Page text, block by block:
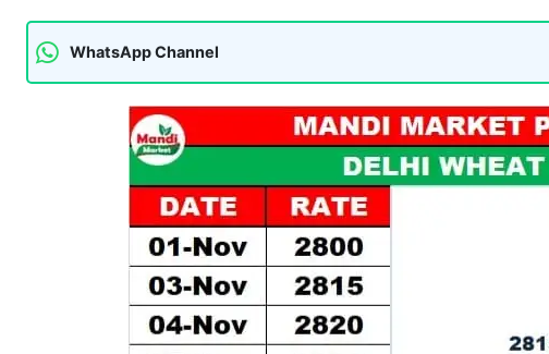
WhatsApp Channel